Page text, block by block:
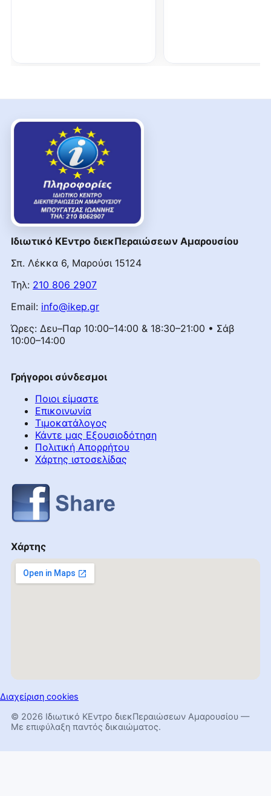
Ιδιωτικό ΚΕντρο διεκΠεραιώσεων Αμαρουσίου
Σπ. Λέκκα 6, Μαρούσι 15124
Τηλ: 210 806 2907
Email: info@ikep.gr
Ώρες: Δευ–Παρ 10:00–14:00 & 18:30–21:00 • Σάβ
10:00–14:00
Γρήγοροι σύνδεσμοι
Ποιοι είμαστε
Επικοινωνία
Τιμοκατάλογος
Κάντε μας Εξουσιοδότηση
Πολιτική Απορρήτου
Χάρτης ιστοσελίδας
Χάρτης
Διαχείριση cookies
© 2026 Ιδιωτικό ΚΕντρο διεκΠεραιώσεων Αμαρουσίου —
Με επιφύλαξη παντός δικαιώματος.